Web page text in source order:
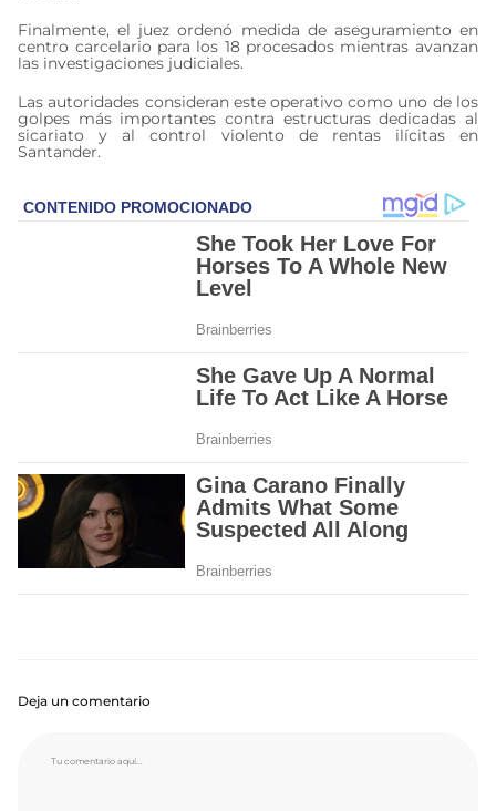
Finalmente, el juez ordenó medida de aseguramiento en
centro carcelario para los 18 procesados mientras avanzan
las investigaciones judiciales.
Las autoridades consideran este operativo como uno de los
golpes más importantes contra estructuras dedicadas al
sicariato y al control violento de rentas ilícitas en
Santander.
Deja un comentario